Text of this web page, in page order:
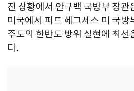
진 상황에서 안규백 국방부 장
미국에서 피트 헤그세스 미 국
주도의 한반도 방위 실현에 최
다.